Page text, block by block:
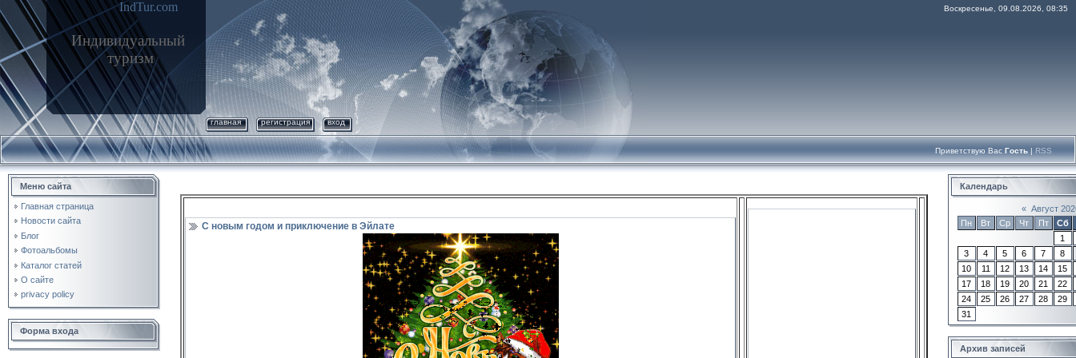
IndTur.com
Индивидуальный
туризм
Воскресенье, 09.08.2026, 08:35
главная регистрация вход
Приветствую Вас Гость | RSS
Меню сайта
Главная страница
Новости сайта
Блог
Фотоальбомы
Каталог статей
О сайте
privacy policy
Форма входа
С новым годом и приключение в Эйлате
Календарь
« Август
Пн
Вт Ср Чт Пт
Сб
1
3
4 5 6 7
8
10
11 12 13 14
15
17
18 19 20 21
22
24
25 26 27 28
29
31
Архив записей